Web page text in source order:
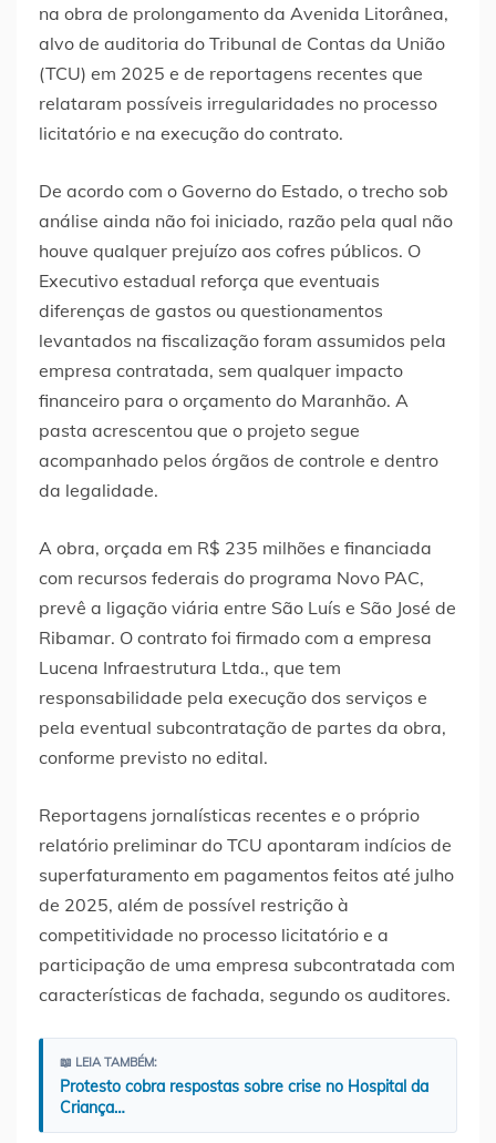
na obra de prolongamento da Avenida Litorânea,
alvo de auditoria do Tribunal de Contas da União
(TCU) em 2025 e de reportagens recentes que
relataram possíveis irregularidades no processo
licitatório e na execução do contrato.
De acordo com o Governo do Estado, o trecho sob
análise ainda não foi iniciado, razão pela qual não
houve qualquer prejuízo aos cofres públicos. O
Executivo estadual reforça que eventuais
diferenças de gastos ou questionamentos
levantados na fiscalização foram assumidos pela
empresa contratada, sem qualquer impacto
financeiro para o orçamento do Maranhão. A
pasta acrescentou que o projeto segue
acompanhado pelos órgãos de controle e dentro
da legalidade.
A obra, orçada em R$ 235 milhões e financiada
com recursos federais do programa Novo PAC,
prevê a ligação viária entre São Luís e São José de
Ribamar. O contrato foi firmado com a empresa
Lucena Infraestrutura Ltda., que tem
responsabilidade pela execução dos serviços e
pela eventual subcontratação de partes da obra,
conforme previsto no edital.
Reportagens jornalísticas recentes e o próprio
relatório preliminar do TCU apontaram indícios de
superfaturamento em pagamentos feitos até julho
de 2025, além de possível restrição à
competitividade no processo licitatório e a
participação de uma empresa subcontratada com
características de fachada, segundo os auditores.
📖 LEIA TAMBÉM:
Protesto cobra respostas sobre crise no Hospital da
Criança…